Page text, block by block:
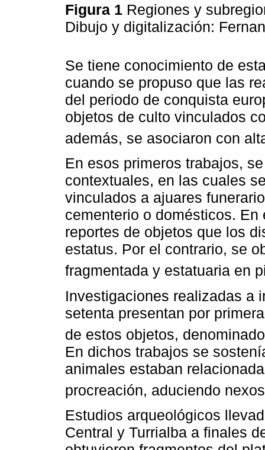
Figura 1 Regiones y
Dibujo y digitalización:
Se tiene conocimiento de
cuando se propuso que las
del periodo de conquista
objetos de culto vinculados
además, se asociaron con
En esos primeros trabajos,
contextuales, en las cuales
vinculados a ajuares
cementerio o domésticos.
reportes de objetos que los
estatus. Por el contrario, se
fragmentada y estatuaria en
Investigaciones realizadas a
setenta presentan por
de estos objetos,
En dichos trabajos se
animales estaban
procreación, aduciendo
Estudios arqueológicos
Central y Turrialba a finales